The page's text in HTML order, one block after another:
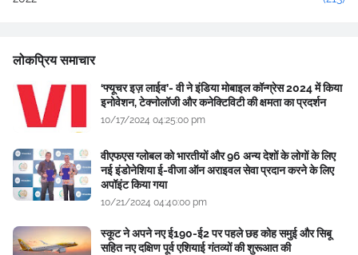
लोकप्रिय समाचार
‘फ्यूचर इज़ लाईव’- वी ने इंडिया मोबाइल कॉन्ग्रेस 2024 में किया
इनोवेशन, टेक्नोलॉजी और कनेक्टिविटी की क्षमता का प्रदर्शन
10/17/2024 04:25:00 pm
वीएफएस ग्लोबल को भारतीयों और 96 अन्य देशों के लोगों के लिए
नई इंडोनेशिया ई-वीजा ऑन अराइवल सेवा प्रदान करने के लिए
अपॉइंट किया गया
10/21/2024 04:40:00 pm
स्कूट ने अपने नए ई190-ई2 पर पहले छह कोह समुई और सिबू
सहित नए दक्षिण पूर्व एशियाई गंतव्यों की शुरूआत की